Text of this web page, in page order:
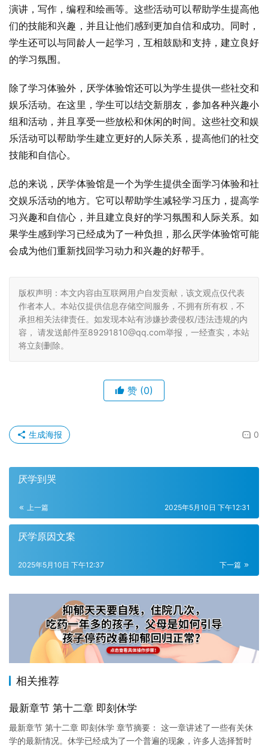
演讲，写作，编程和绘画等。这些活动可以帮助学生提高他
们的技能和兴趣，并且让他们感到更加自信和成功。同时，
学生还可以与同龄人一起学习，互相鼓励和支持，建立良好
的学习氛围。
除了学习体验外，厌学体验馆还可以为学生提供一些社交和
娱乐活动。在这里，学生可以结交新朋友，参加各种兴趣小
组和活动，并且享受一些放松和休闲的时间。这些社交和娱
乐活动可以帮助学生建立更好的人际关系，提高他们的社交
技能和自信心。
总的来说，厌学体验馆是一个为学生提供全面学习体验和社
交娱乐活动的地方。它可以帮助学生减轻学习压力，提高学
习兴趣和自信心，并且建立良好的学习氛围和人际关系。如
果学生感到学习已经成为了一种负担，那么厌学体验馆可能
会成为他们重新找回学习动力和兴趣的好帮手。
版权声明：本文内容由互联网用户自发贡献，该文观点仅代表
作者本人。本站仅提供信息存储空间服务，不拥有所有权，不
承担相关法律责任。如发现本站有涉嫌抄袭侵权/违法违规的内
容， 请发送邮件至89291810@qq.com举报，一经查实，本站
将立刻删除。
赞 (0)
0
生成海报
厌学到哭
上一篇 2025年5月10日 下午12:31
厌学原因文案
下一篇
2025年5月10日 下午12:37
相关推荐
最新章节 第十二章 即刻休学
最新章节 第十二章 即刻休学 章节摘要： 这一章讲述了一些有关休
学的最新情况。休学已经成为了一个普遍的现象，许多人选择暂时